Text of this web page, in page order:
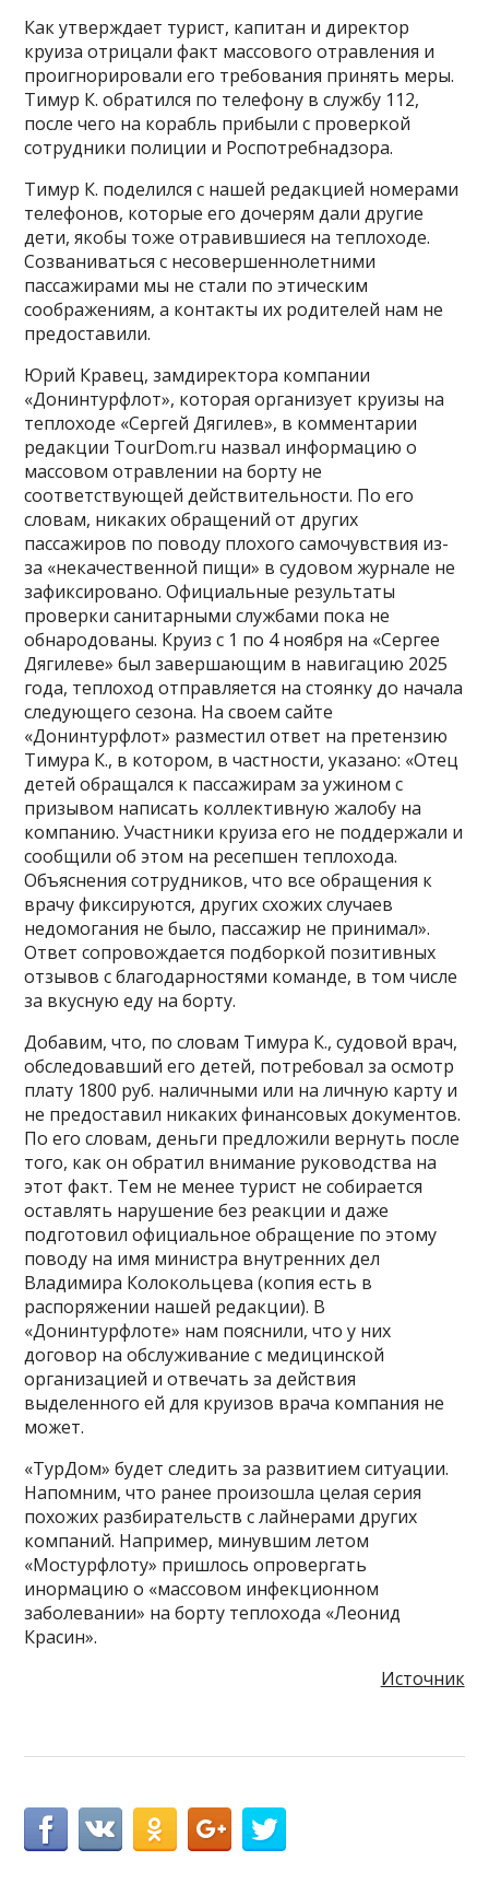
Как утверждает турист, капитан и директор
круиза отрицали факт массового отравления и
проигнорировали его требования принять меры.
Тимур К. обратился по телефону в службу 112,
после чего на корабль прибыли с проверкой
сотрудники полиции и Роспотребнадзора.
Тимур К. поделился с нашей редакцией номерами
телефонов, которые его дочерям дали другие
дети, якобы тоже отравившиеся на теплоходе.
Созваниваться с несовершеннолетними
пассажирами мы не стали по этическим
соображениям, а контакты их родителей нам не
предоставили.
Юрий Кравец, замдиректора компании
«Донинтурфлот», которая организует круизы на
теплоходе «Сергей Дягилев», в комментарии
редакции TourDom.ru назвал информацию о
массовом отравлении на борту не
соответствующей действительности. По его
словам, никаких обращений от других
пассажиров по поводу плохого самочувствия из-
за «некачественной пищи» в судовом журнале не
зафиксировано. Официальные результаты
проверки санитарными службами пока не
обнародованы. Круиз с 1 по 4 ноября на «Сергее
Дягилеве» был завершающим в навигацию 2025
года, теплоход отправляется на стоянку до начала
следующего сезона. На своем сайте
«Донинтурфлот» разместил ответ на претензию
Тимура К., в котором, в частности, указано: «Отец
детей обращался к пассажирам за ужином с
призывом написать коллективную жалобу на
компанию. Участники круиза его не поддержали и
сообщили об этом на ресепшен теплохода.
Объяснения сотрудников, что все обращения к
врачу фиксируются, других схожих случаев
недомогания не было, пассажир не принимал».
Ответ сопровождается подборкой позитивных
отзывов с благодарностями команде, в том числе
за вкусную еду на борту.
Добавим, что, по словам Тимура К., судовой врач,
обследовавший его детей, потребовал за осмотр
плату 1800 руб. наличными или на личную карту и
не предоставил никаких финансовых документов.
По его словам, деньги предложили вернуть после
того, как он обратил внимание руководства на
этот факт. Тем не менее турист не собирается
оставлять нарушение без реакции и даже
подготовил официальное обращение по этому
поводу на имя министра внутренних дел
Владимира Колокольцева (копия есть в
распоряжении нашей редакции). В
«Донинтурфлоте» нам пояснили, что у них
договор на обслуживание с медицинской
организацией и отвечать за действия
выделенного ей для круизов врача компания не
может.
«ТурДом» будет следить за развитием ситуации.
Напомним, что ранее произошла целая серия
похожих разбирательств с лайнерами других
компаний. Например, минувшим летом
«Мостурфлоту» пришлось опровергать
инормацию о «массовом инфекционном
заболевании» на борту теплохода «Леонид
Красин».
Источник